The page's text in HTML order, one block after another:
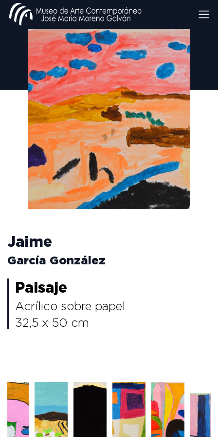
Jaime
García González
Paisaje
Acrílico sobre papel
32,5 x 50 cm